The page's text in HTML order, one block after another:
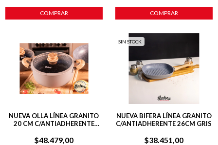
COMPRAR COMPRAR
NUEVA OLLA LÍNEA GRANITO
20 CM C/ANTIADHERENTE
$48.479,00
SIN STOCK
NUEVA BIFERA LÍNEA GRANITO
C/ANTIADHERENTE 26CM GRIS
$38.451,00